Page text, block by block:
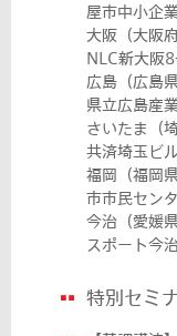
屋市中小企
大阪（大阪
NLC新大阪
広島（広
県立広島産
さいたま（
共済埼玉ビ
福岡（福
市市民セン
今治（愛
スポート今
特別セミ